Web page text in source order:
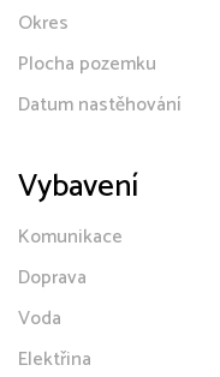
Okres
Plocha pozemku
Datum nastěhování
Vybavení
Komunikace
Doprava
Voda
Elektřina